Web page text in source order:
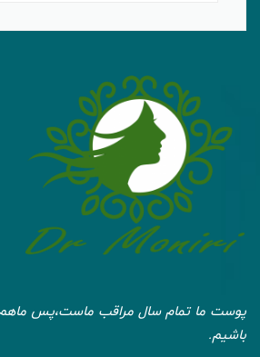
پوست ما تمام سال مراقب ماست،پس
باشیم.